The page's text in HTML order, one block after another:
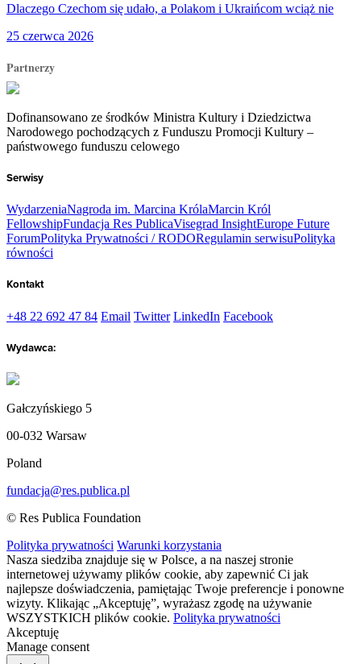
Dlaczego Czechom się udało, a Polakom i Ukraińcom wciąż nie
25 czerwca 2026
Partnerzy
Dofinansowano ze środków Ministra Kultury i Dziedzictwa
Narodowego pochodzących z Funduszu Promocji Kultury –
państwowego funduszu celowego
Serwisy
WydarzeniaNagroda im. Marcina KrólaMarcin Król
FellowshipFundacja Res PublicaVisegrad InsightEurope Future
ForumPolityka Prywatności / RODORegulamin serwisuPolityka
równości
Kontakt
+48 22 692 47 84 Email Twitter LinkedIn Facebook
Wydawca:
Gałczyńskiego 5
00-032 Warsaw
Poland
fundacja@res.publica.pl
© Res Publica Foundation
Polityka prywatności Warunki korzystania
Nasza siedziba znajduje się w Polsce, a na naszej stronie
internetowej używamy plików cookie, aby zapewnić Ci jak
najlepsze doświadczenia, pamiętając Twoje preferencje i ponowne
wizyty. Klikając „Akceptuję”, wyrażasz zgodę na używanie
WSZYSTKICH plików cookie. Polityka prywatności
Akceptuję
Manage consent